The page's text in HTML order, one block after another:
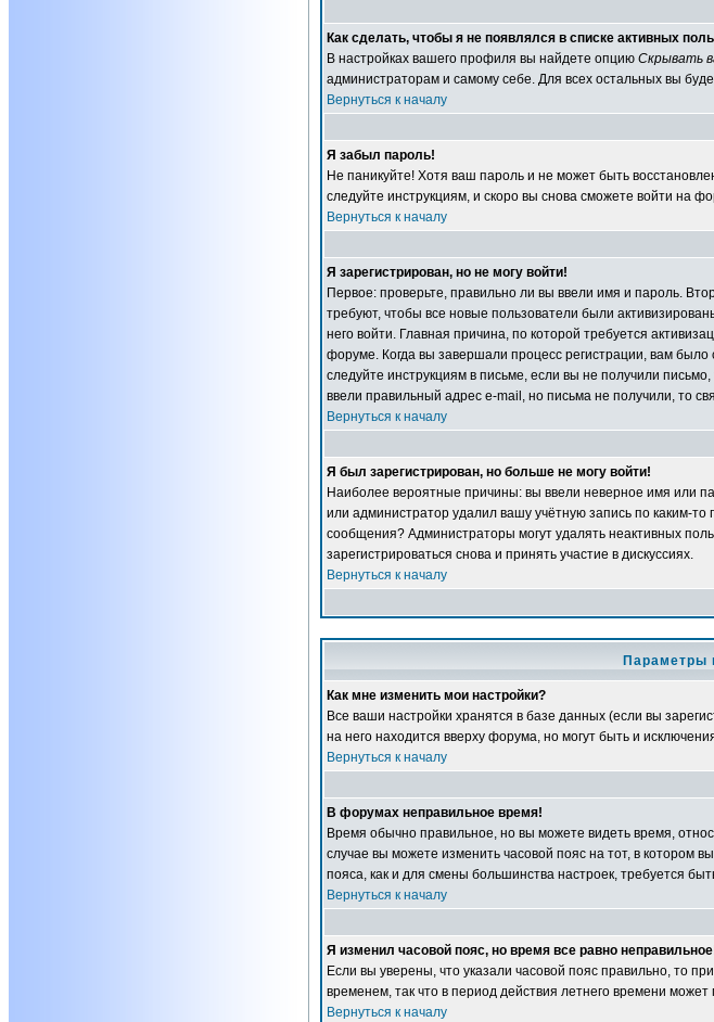
Как сделать, чтобы я не появлялся в списке активных
В настройках вашего профиля вы найдете опцию Скрывать
администраторам и самому себе. Для всех остальных вы
Вернуться к началу
Я забыл пароль!
Не паникуйте! Хотя ваш пароль и не может быть
следуйте инструкциям, и скоро вы снова сможете войти на
Вернуться к началу
Я зарегистрирован, но не могу войти!
Первое: проверьте, правильно ли вы ввели имя и пароль.
требуют, чтобы все новые пользователи были
него войти. Главная причина, по которой требуется
форуме. Когда вы завершали процесс регистрации, вам
следуйте инструкциям в письме, если вы не получили
ввели правильный адрес e-mail, но письма не получили, то
Вернуться к началу
Я был зарегистрирован, но больше не могу войти!
Наиболее вероятные причины: вы ввели неверное имя или
или администратор удалил вашу учётную запись по каким-
сообщения? Администраторы могут удалять неактивных
зарегистрироваться снова и принять участие в дискуссиях.
Вернуться к началу
Параметры
Как мне изменить мои настройки?
Все ваши настройки хранятся в базе данных (если вы
на него находится вверху форума, но могут быть и
Вернуться к началу
В форумах неправильное время!
Время обычно правильное, но вы можете видеть время,
случае вы можете изменить часовой пояс на тот, в котором
пояса, как и для смены большинства настроек, требуется
Вернуться к началу
Я изменил часовой пояс, но время все равно
Если вы уверены, что указали часовой пояс правильно, то
временем, так что в период действия летнего времени
Вернуться к началу